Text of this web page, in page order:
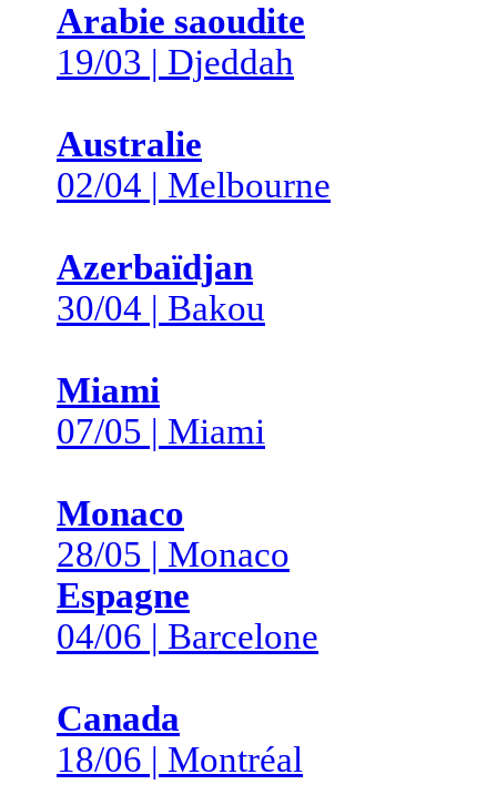
Arabie saoudite
19/03 | Djeddah
Australie
02/04 | Melbourne
Azerbaïdjan
30/04 | Bakou
Miami
07/05 | Miami
Monaco
28/05 | Monaco
Espagne
04/06 | Barcelone
Canada
18/06 | Montréal